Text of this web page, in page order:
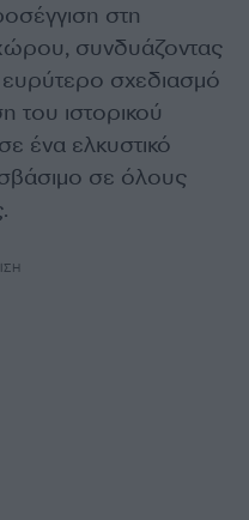
στη
συνδυάζοντας
σχεδιασμό
του ιστορικού
ένα ελκυστικό
σε όλους